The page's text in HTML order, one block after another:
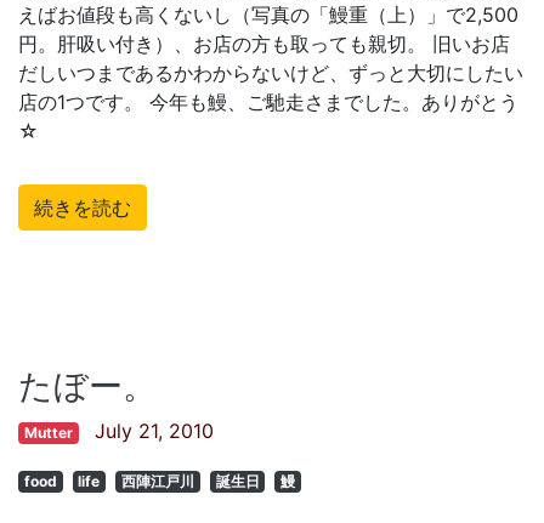
えばお値段も高くないし（写真の「鰻重（上）」で2,500
円。肝吸い付き）、お店の方も取っても親切。 旧いお店
だしいつまであるかわからないけど、ずっと大切にしたい
店の1つです。 今年も鰻、ご馳走さまでした。ありがとう
☆
続きを読む
たぼー。
Mutter July 21, 2010
food life 西陣江戸川 誕生日 鰻